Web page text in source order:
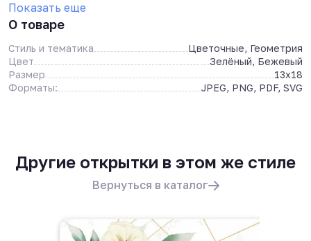
Показать еще
О товаре
Стиль и тематика
Цветочные, Геометрия
Цвет
Зелёный, Бежевый
Размер
13x18
Форматы:
JPEG, PNG, PDF, SVG
Другие открытки в этом же стиле
Вернуться в каталог